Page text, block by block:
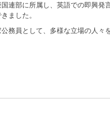
国連部に所属し、英語での即興
ました。
公務員として、多様な立場の人々